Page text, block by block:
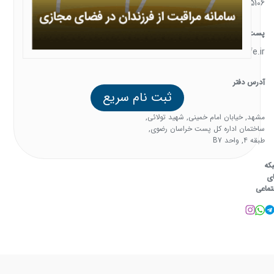
ثبت نام سریع
05138385106
پست الکترونیک
support@familysafe.ir
آدرس دفتر
مشهد, خیابان امام خمینی, شهید تولائی,
ساختمان اداره کل پست خراسان رضوی,
طبقه 4, واحد B7